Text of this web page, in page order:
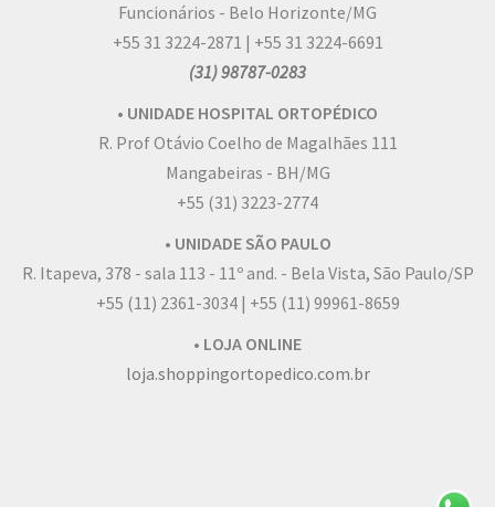
Funcionários - Belo Horizonte/MG
+55 31 3224-2871 | +55 31 3224-6691
(31) 98787-0283
• UNIDADE HOSPITAL ORTOPÉDICO
R. Prof Otávio Coelho de Magalhães 111
Mangabeiras - BH/MG
+55 (31) 3223-2774
• UNIDADE SÃO PAULO
R. Itapeva, 378 - sala 113 - 11º and. - Bela Vista, São Paulo/SP
+55 (11) 2361-3034 | +55 (11) 99961-8659
• LOJA ONLINE
loja.shoppingortopedico.com.br